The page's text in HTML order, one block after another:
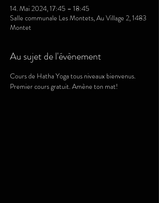
14. Mai 2024, 17:45 – 18:45
Salle communale Les Montets, Au Village 2, 1483
Montet
Au sujet de l'évènement
Cours de Hatha Yoga tous niveaux bienvenus.
Premier cours gratuit. Amène ton mat!